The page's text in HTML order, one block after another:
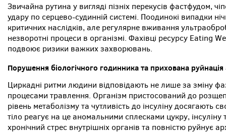
Звичайна рутина у вигляді пізніх перекусів фастфудом,
удару по серцево-судинній системі. Поодинокі випадки
критичних наслідків, але регулярне вживання
незворотні процеси в організмі. Фахівці ресурсу Eating
подвоює ризики важких захворювань.
Порушення біологічного годинника та прихована руйнація
Циркадні ритми людини відповідають не лише за зміну
процесами травлення. Організм пристосований до
рівень метаболізму та чутливість до інсуліну досягають
тіло реагує на це аномальними сплесками цукру, інсуліну
хронічний стрес внутрішніх органів та повністю руйнує